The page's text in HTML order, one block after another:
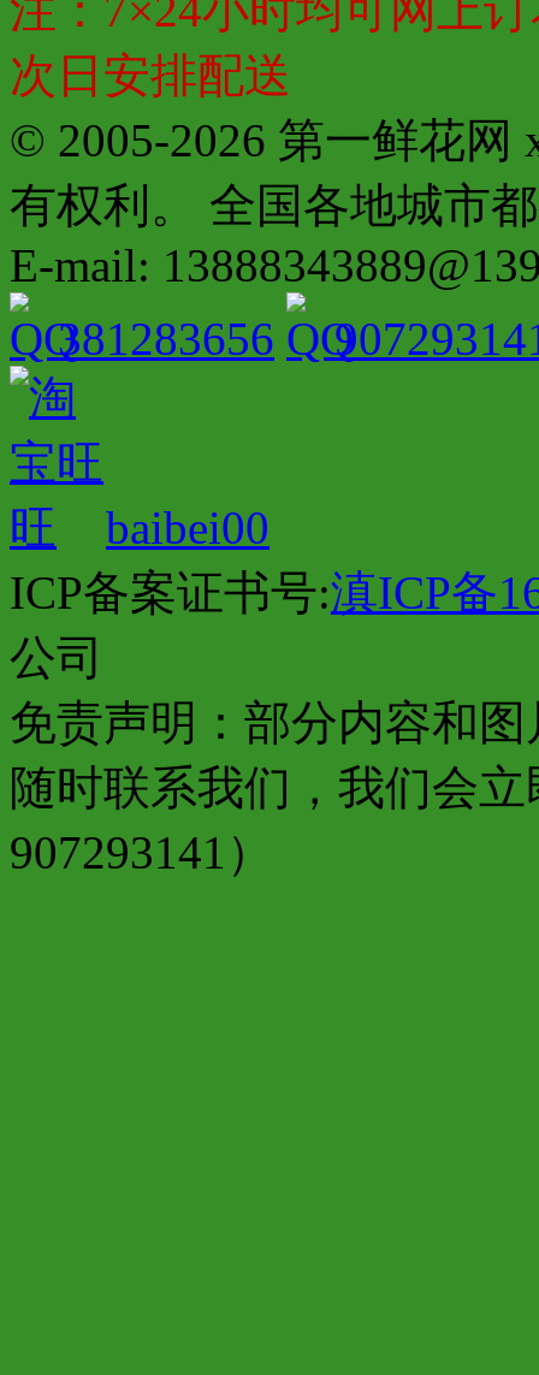
注：7×24小时均可网上
次日安排配送
© 2005-2026 第一鲜花网
有权利。 全国各地城市
E-mail:
381283656
baibei00
ICP备案证书号:滇ICP备
公司
免责声明：部分内容和
随时联系我们，我们会
907293141）